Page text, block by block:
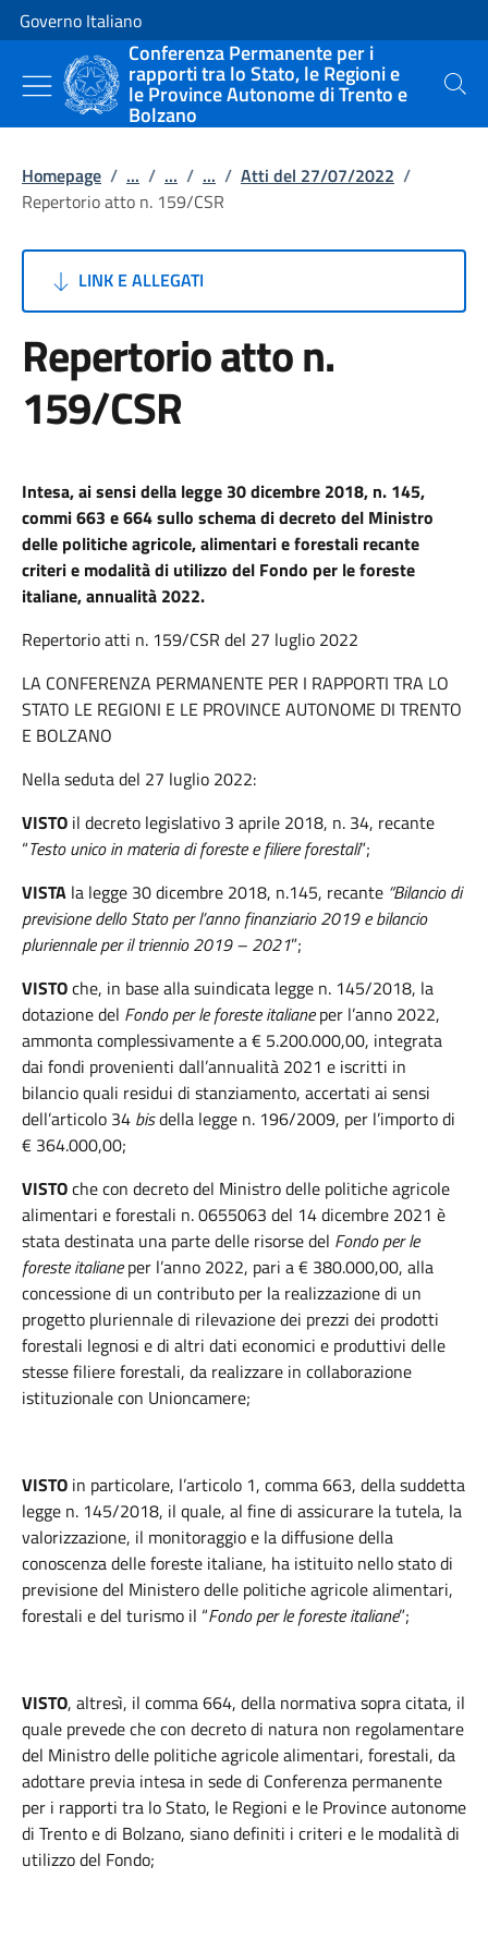
Vai al contenuto
Vai alla navigazione del sito
Governo Italiano
Conferenza Permanente per i
rapporti tra lo Stato, le Regioni e
le Province Autonome di Trento e
Bolzano
Cerca
Homepage / ... / ... / ... / Atti del 27/07/2022 /
Repertorio atto n. 159/CSR
LINK E ALLEGATI
Repertorio atto n.
159/CSR
Intesa, ai sensi della legge 30 dicembre 2018, n. 145,
commi 663 e 664 sullo schema di decreto del Ministro
delle politiche agricole, alimentari e forestali recante
criteri e modalità di utilizzo del Fondo per le foreste
italiane, annualità 2022.
Repertorio atti n. 159/CSR del 27 luglio 2022
LA CONFERENZA PERMANENTE PER I RAPPORTI TRA LO
STATO LE REGIONI E LE PROVINCE AUTONOME DI TRENTO
E BOLZANO
Nella seduta del 27 luglio 2022:
VISTO il decreto legislativo 3 aprile 2018, n. 34, recante
“Testo unico in materia di foreste e filiere forestali”;
VISTA la legge 30 dicembre 2018, n.145, recante “Bilancio di
previsione dello Stato per l’anno finanziario 2019 e bilancio
pluriennale per il triennio 2019 – 2021”;
VISTOche, in base alla suindicata legge n. 145/2018, la
dotazione del Fondo per le foreste italianeper l’anno 2022,
ammonta complessivamente a € 5.200.000,00, integrata
dai fondi provenienti dall’annualità 2021 e iscritti in
bilancio quali residui di stanziamento, accertati ai sensi
dell’articolo 34 bisdella legge n. 196/2009, per l’importo di
€ 364.000,00;
VISTOche con decreto del Ministro delle politiche agricole
alimentari e forestali n. 0655063 del 14 dicembre 2021 è
stata destinata una parte delle risorse del Fondo per le
foreste italianeper l’anno 2022, pari a € 380.000,00, alla
concessione di un contributo per la realizzazione di un
progetto pluriennale di rilevazione dei prezzi dei prodotti
forestali legnosi e di altri dati economici e produttivi delle
stesse filiere forestali, da realizzare in collaborazione
istituzionale con Unioncamere;
VISTO in particolare, l’articolo 1, comma 663, della suddetta
legge n. 145/2018, il quale, al fine di assicurare la tutela, la
valorizzazione, il monitoraggio e la diffusione della
conoscenza delle foreste italiane, ha istituito nello stato di
previsione del Ministero delle politiche agricole alimentari,
forestali e del turismo il “Fondo per le foreste italiane”;
VISTO, altresì, il comma 664, della normativa sopra citata, il
quale prevede che con decreto di natura non regolamentare
del Ministro delle politiche agricole alimentari, forestali, da
adottare previa intesa in sede di Conferenza permanente
per i rapporti tra lo Stato, le Regioni e le Province autonome
di Trento e di Bolzano, siano definiti i criteri e le modalità di
utilizzo del Fondo;